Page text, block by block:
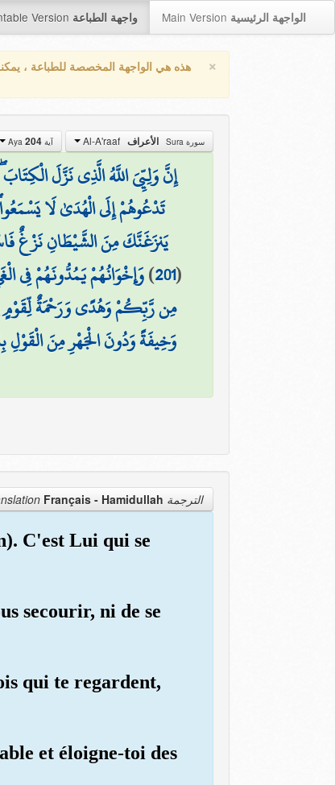
Version واجهة الطباعة Main Version الواجهة الرئيسية
× هذه هي الواجهة المخصصة للطباعة ،
سورة Sura الأعراف آية Aya 204
إِنَّ وَلِيِّيَ اللَّهُ الَّذِي نَزَّلَ
تَدْعُوهُمْ إِلَى الْهُدَىٰ لَا
يَنزَغَنَّكَ مِنَ الشَّيْطَانِ نَزْغٌ
(
201
)وَإِخْوَانُهُمْ يَمُدُّونَهُمْ فِي
مِن رَّبِّكُمْ وَهُدًى وَرَحْمَةٌ لِّقَوْمٍ
وَخِيفَةً وَدُونَ الْجَهْرِ مِنَ الْقَوْلِ
الترجمة Translation Français - Hamidullah
C'est Lui qui se
secourir, ni de se
qui te regardent,
et éloigne-toi des